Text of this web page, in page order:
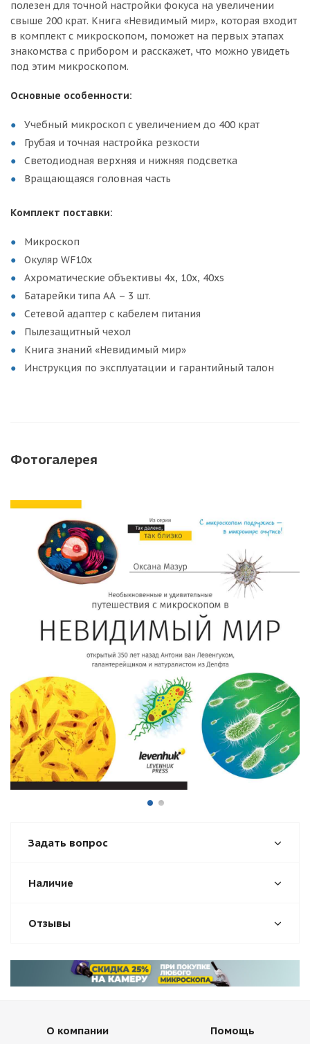
полезен для точной настройки фокуса на увеличении
свыше 200 крат. Книга «Невидимый мир», которая входит
в комплект с микроскопом, поможет на первых этапах
знакомства с прибором и расскажет, что можно увидеть
под этим микроскопом.
Основные особенности:
Учебный микроскоп с увеличением до 400 крат
Грубая и точная настройка резкости
Светодиодная верхняя и нижняя подсветка
Вращающаяся головная часть
Комплект поставки:
Микроскоп
Окуляр WF10x
Ахроматические объективы 4х, 10х, 40хs
Батарейки типа АА – 3 шт.
Сетевой адаптер с кабелем питания
Пылезащитный чехол
Книга знаний «Невидимый мир»
Инструкция по эксплуатации и гарантийный талон
Фотогалерея
Задать вопрос
Наличие
Отзывы
О компании Помощь